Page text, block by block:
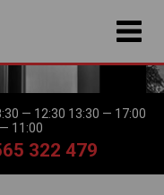
— 12:30 13:30 — 17:00
11:00
322 479